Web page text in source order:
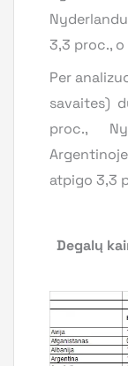
3,3 proc.,
Per
savaites)
proc.,
atpigo 3,3
Degalų